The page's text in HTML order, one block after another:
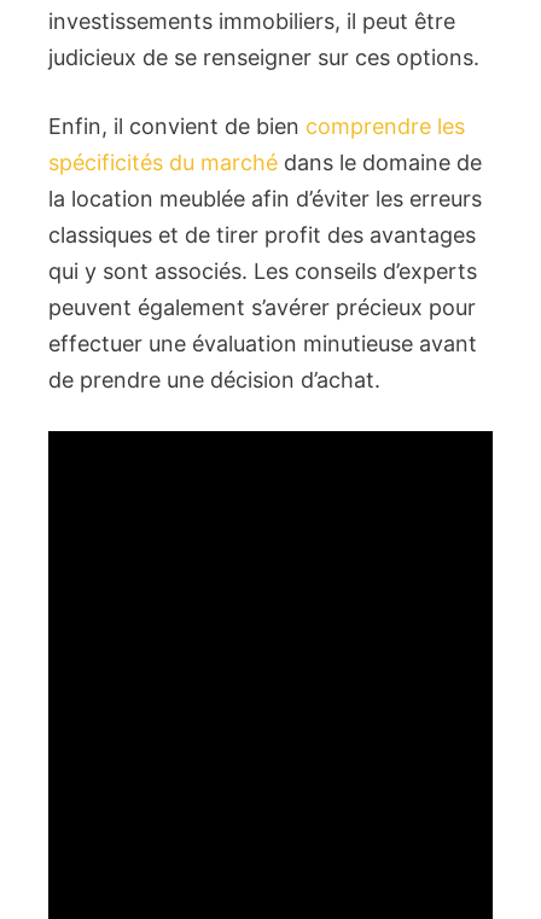
investissements immobiliers, il peut être
judicieux de se renseigner sur ces options.
Enfin, il convient de bien comprendre les
spécificités du marché dans le domaine de
la location meublée afin d’éviter les erreurs
classiques et de tirer profit des avantages
qui y sont associés. Les conseils d’experts
peuvent également s’avérer précieux pour
effectuer une évaluation minutieuse avant
de prendre une décision d’achat.